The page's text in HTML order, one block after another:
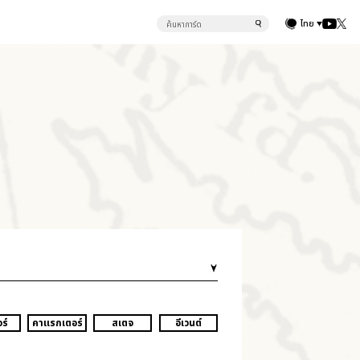
ไทย
คาแรกเตอร์ สเตจ อีเวนต์